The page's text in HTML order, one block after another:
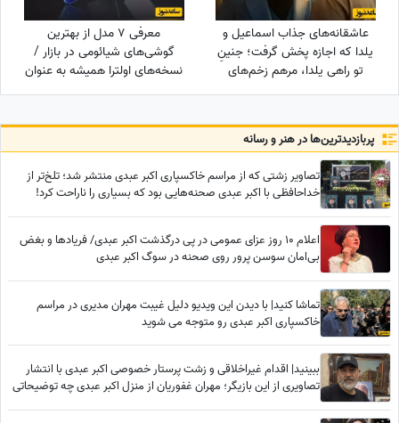
عاشقانه‌های جذاب اسماعیل و
یلدا که اجازه پخش گرفت؛ جنینِ
تو راهی یلدا، مرهم زخم‌های
سینا مهراد شد!
معرفی 7 مدل از بهترین
گوشی‌های شیائومی در بازار /
نسخه‌های اولترا همیشه به عنوان
بهترین گوشی های شیائومی
پربازدید‌ترین‌ها در هنر و رسانه
تصاویر زشتی که از مراسم خاکسپاری اکبر عبدی منتشر شد؛ تلخ‌تر از
خداحافظی با اکبر عبدی صحنه‌هایی بود که بسیاری را ناراحت کرد!
اعلام 10 روز عزای عمومی در پی درگذشت اکبر عبدی/ فریادها و بغض
بی‌امان سوسن پرور روی صحنه در سوگ اکبر عبدی
تماشا کنید| با دیدن این ویدیو دلیل غیبت مهران مدیری در مراسم
خاکسپاری اکبر عبدی رو متوجه می شوید
ببینید| اقدام غیراخلاقی و زشت پرستار خصوصی اکبر عبدی با انتشار
تصاویری از این بازیگر؛ مهران غفوریان از منزل اکبر عبدی چه توضیحاتی